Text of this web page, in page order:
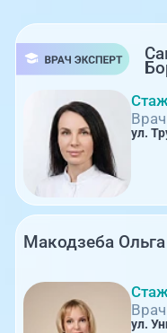
ул.
Макодзеба
ул.